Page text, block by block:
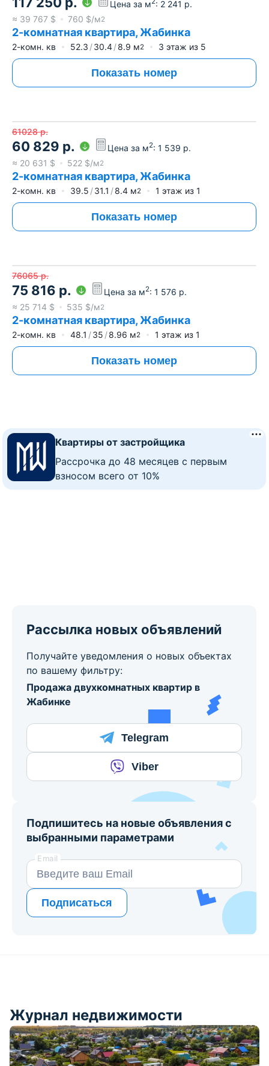
Цена за м : 2 241 р.
≈ 39 767 $ 760 $/м2
2-комнатная квартира, Жабинка
2-комн. кв 52.3 30.4 8.9 м2 3 этаж из 5
Показать номер
61028 р.
60 829 р. Цена за м2: 1 539 р.
≈ 20 631 $ 522 $/м2
2-комнатная квартира, Жабинка
2-комн. кв 39.5 31.1 8.4 м2 1 этаж из 1
Показать номер
76065 р.
75 816 р. Цена за м2: 1 576 р.
≈ 25 714 $ 535 $/м2
2-комнатная квартира, Жабинка
2-комн. кв 48.1 35 8.96 м2 1 этаж из 1
Показать номер
Квартиры от застройщика
Рассрочка до 48 месяцев с первым
взносом всего от 10%
Рассылка новых объявлений
Получайте уведомления о новых объектах
по вашему фильтру:
Продажа двухкомнатных квартир в
Жабинке
Telegram
Viber
Подпишитесь на новые объявления с
выбранными параметрами
Email
Подписаться
Журнал недвижимости